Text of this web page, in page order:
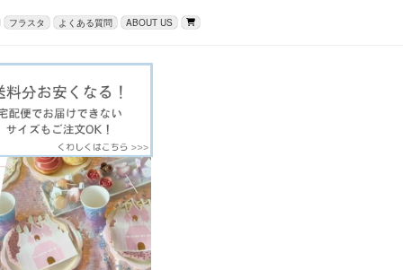
フラスタ よくある質問 ABOUT US